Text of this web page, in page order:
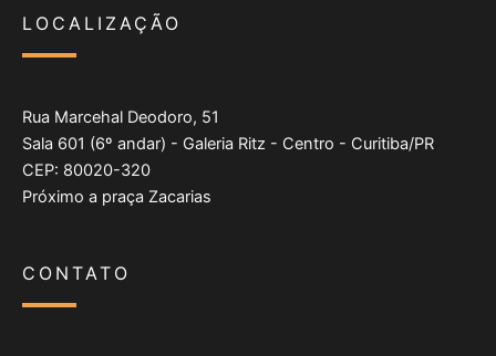
LOCALIZAÇÃO
Rua Marcehal Deodoro, 51
Sala 601 (6º andar) - Galeria Ritz - Centro - Curitiba/PR
CEP: 80020-320
Próximo a praça Zacarias
CONTATO